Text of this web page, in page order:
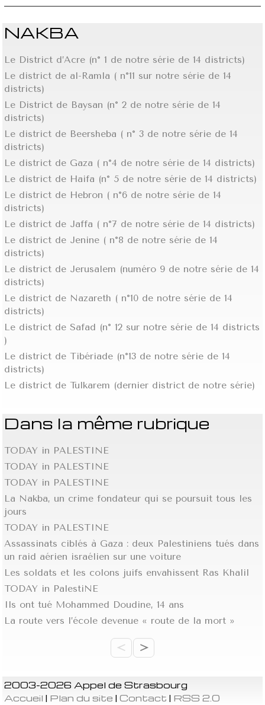
NAKBA
Le District d’Acre (n° 1 de notre série de 14 districts)
Le district de al-Ramla ( n°11 sur notre série de 14
districts)
Le District de Baysan (n° 2 de notre série de 14
districts)
Le district de Beersheba ( n° 3 de notre série de 14
districts)
Le district de Gaza ( n°4 de notre série de 14 districts)
Le district de Haifa (n° 5 de notre série de 14 districts)
Le district de Hebron ( n°6 de notre série de 14
districts)
Le district de Jaffa ( n°7 de notre série de 14 districts)
Le district de Jenine ( n°8 de notre série de 14
districts)
Le district de Jerusalem (numéro 9 de notre série de 14
districts)
Le district de Nazareth ( n°10 de notre série de 14
districts)
Le district de Safad (n° 12 sur notre série de 14 districts
)
Le district de Tibériade (n°13 de notre série de 14
districts)
Le district de Tulkarem (dernier district de notre série)
Dans la même rubrique
TODAY in PALESTINE
TODAY in PALESTINE
TODAY in PALESTINE
La Nakba, un crime fondateur qui se poursuit tous les
jours
TODAY in PALESTINE
Assassinats ciblés à Gaza : deux Palestiniens tués dans
un raid aérien israélien sur une voiture
Les soldats et les colons juifs envahissent Ras Khalil
TODAY in PalestiNE
Ils ont tué Mohammed Doudine, 14 ans
La route vers l’école devenue « route de la mort »
< >
2003-2026 Appel de Strasbourg
Accueil | Plan du site |Contact | RSS 2.0